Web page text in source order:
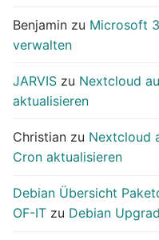
Benjamin zu Microsoft
verwalten
JARVIS zu Nextcloud
aktualisieren
Christian zu Nextcloud
Cron aktualisieren
Debian Übersicht
OF-IT zu Debian